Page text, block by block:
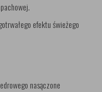
efektu świeżego
nasączone